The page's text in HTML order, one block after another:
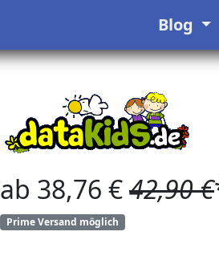
Blog
ab 38,76 €42,90 €
Prime Versand möglich